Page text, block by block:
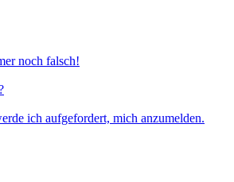
noch falsch!
ich aufgefordert, mich anzumelden.